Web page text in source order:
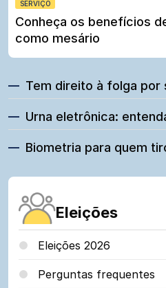
SERVIÇO
Conheça os benefícios
como mesário
Principais
notícias
publicadas
Tem direito à folga por
Urna eletrônica:
Biometria para quem
Eleições
Eleições 2026
Perguntas frequentes